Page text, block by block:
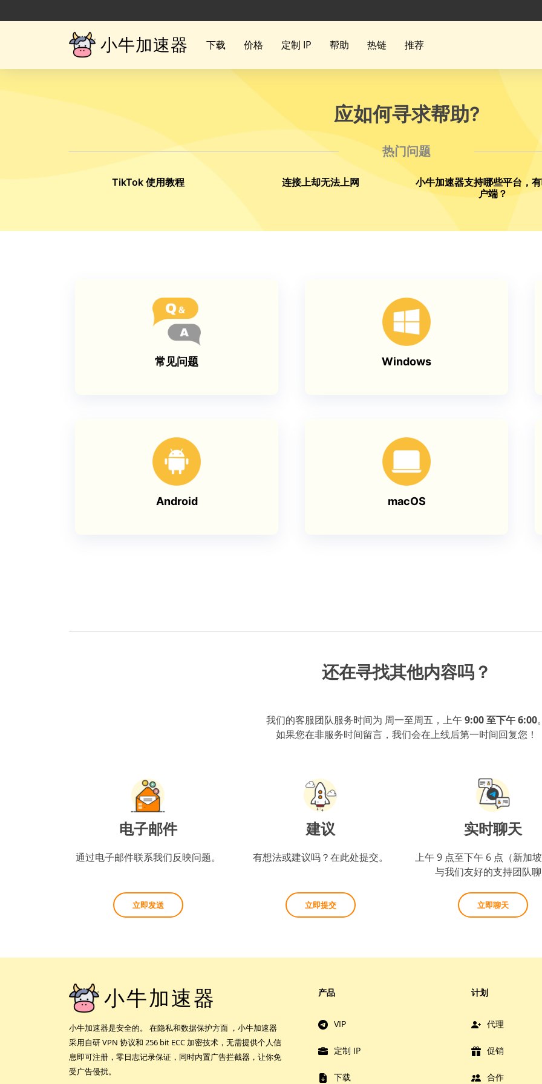
小牛加速器 下载 价格 定制 IP 帮助 热链 推荐
应如何寻求帮助?
热门问题
TikTok 使用教程 连接上却无法上网
小牛加速器支持哪些平台，
户端？
常见问题 Windows
Android macOS
还在寻找其他内容吗？
我们的客服团队服务时间为 周一至周五，上午9:00 至下午 6:00
如果您在非服务时间留言，我们会在上线后第一时间回复您！
电子邮件
通过电子邮件联系我们反映问题。
立即发送
建议
有想法或建议吗？在此处提交。
立即提交
实时聊天
上午 9 点至下午 6 点（新加
与我们友好的支持团队
立即聊天
小牛加速器
小牛加速器是安全的。 在隐私和数据保护方面 ，小牛加速器
采用自研 VPN 协议和 256 bit ECC 加密技术，无需提供个人信
息即可注册，零日志记录保证，同时内置广告拦截器，让你免
受广告侵扰。
产品
VIP
定制 IP
下载
计划
代理
促销
合作